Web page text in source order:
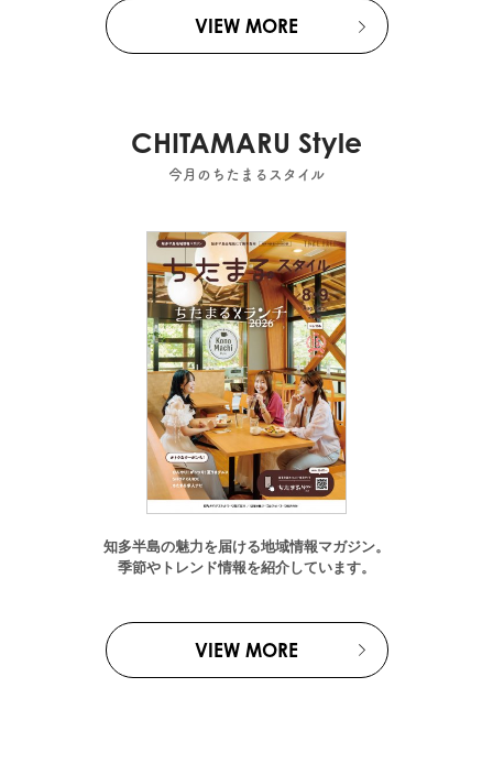
VIEW MORE
CHITAMARU Style
今月のちたまるスタイル
知多半島の魅力を届ける地域情報マガジン。
季節やトレンド情報を紹介しています。
VIEW MORE